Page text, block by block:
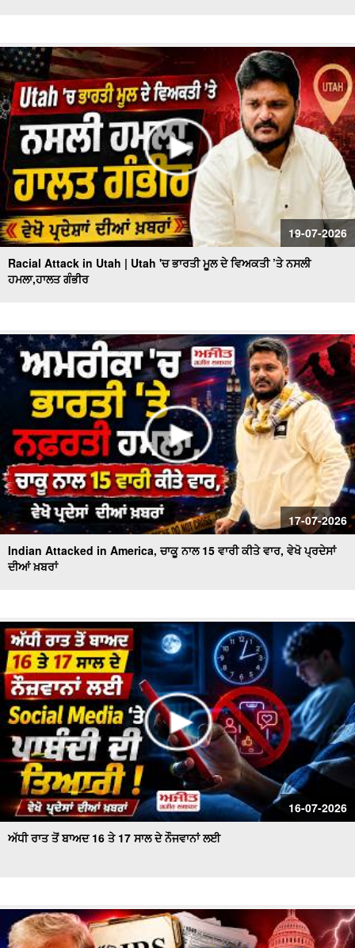
19-07-2026
Racial Attack in Utah | Utah 'ਚ ਭਾਰਤੀ ਮੂਲ ਦੇ ਵਿਅਕਤੀ ’ਤੇ ਨਸਲੀ
ਹਮਲਾ,ਹਾਲਤ ਗੰਭੀਰ
17-07-2026
Indian Attacked in America, ਚਾਕੂ ਨਾਲ 15 ਵਾਰੀ ਕੀਤੇ ਵਾਰ, ਵੇਖੋ ਪ੍ਰਦੇਸਾਂ
ਦੀਆਂ ਖ਼ਬਰਾਂ
16-07-2026
ਅੱਧੀ ਰਾਤ ਤੋਂ ਬਾਅਦ 16 ਤੇ 17 ਸਾਲ ਦੇ ਨੌਜਵਾਨਾਂ ਲਈ